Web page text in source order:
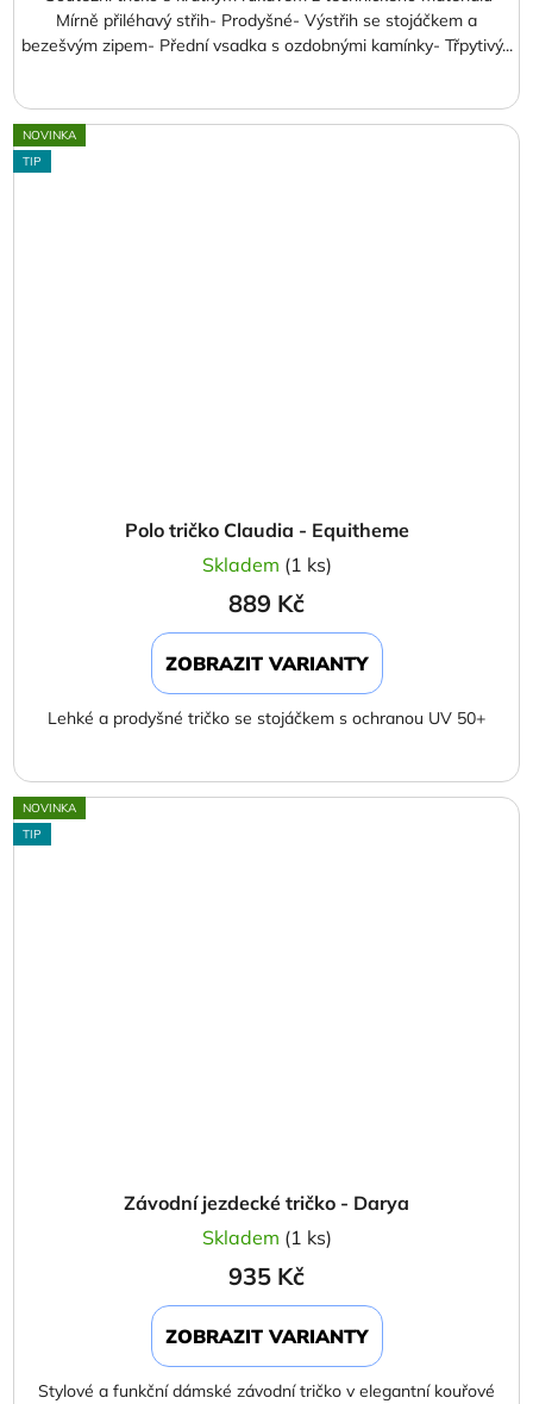
Mírně přiléhavý střih- Prodyšné- Výstřih se stojáčkem a
bezešvým zipem- Přední vsadka s ozdobnými kamínky- Třpytivý...
NOVINKA
TIP
Polo tričko Claudia - Equitheme
Skladem (1 ks)
889 Kč
ZOBRAZIT VARIANTY
Lehké a prodyšné tričko se stojáčkem s ochranou UV 50+
NOVINKA
TIP
Závodní jezdecké tričko - Darya
Skladem (1 ks)
935 Kč
ZOBRAZIT VARIANTY
Stylové a funkční dámské závodní tričko v elegantní kouřové